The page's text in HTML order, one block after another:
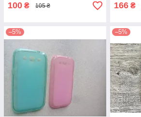
100 ₴ 105 ₴ 166 ₴
–5% –5%